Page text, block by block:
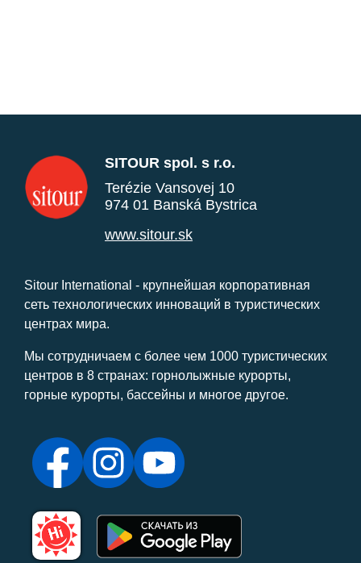
SITOUR spol. s r.o.
Terézie Vansovej 10
974 01 Banská Bystrica
www.sitour.sk
Sitour International - крупнейшая корпоративная
сеть технологических инноваций в туристических
центрах мира.
Мы сотрудничаем с более чем 1000 туристических
центров в 8 странах: горнолыжные курорты,
горные курорты, бассейны и многое другое.